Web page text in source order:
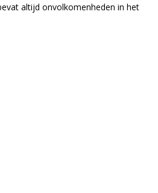
altijd onvolkomenheden in het